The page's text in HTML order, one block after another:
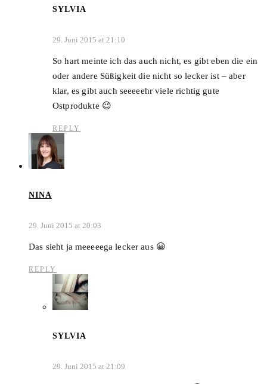
SYLVIA
29. Juni 2015 at 21:10
So hart meinte ich das auch nicht, es gibt eben die ein
oder andere Süßigkeit die nicht so lecker ist – aber
klar, es gibt auch seeeeehr viele richtig gute
Ostprodukte 😉
REPLY
NINA
29. Juni 2015 at 20:03
Das sieht ja meeeeega lecker aus 😀
REPLY
SYLVIA
29. Juni 2015 at 21:09